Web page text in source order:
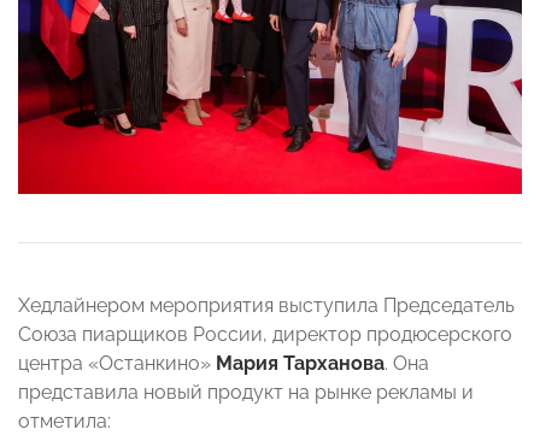
Хедлайнером мероприятия выступила Председатель
Союза пиарщиков России, директор продюсерского
центра «Останкино» Мария Тарханова. Она
представила новый продукт на рынке рекламы и
отметила: